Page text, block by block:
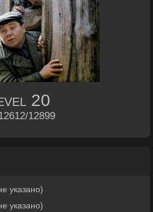
20
12899
указано)
указано)